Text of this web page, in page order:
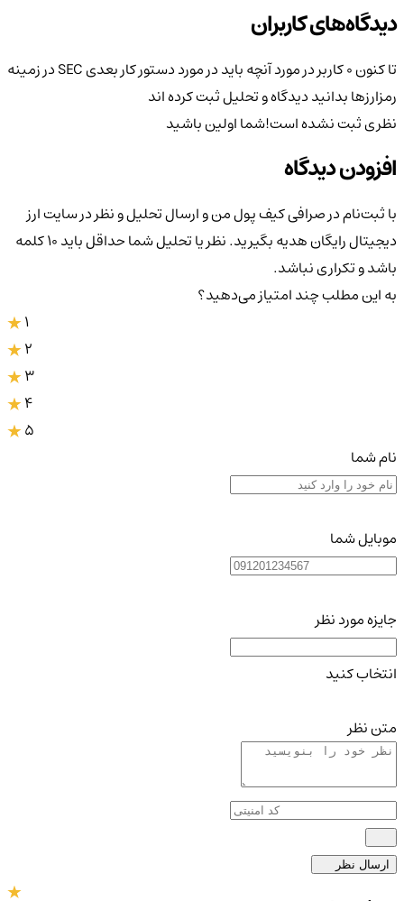
دیدگاه‌های کاربران
تا کنون 0 کاربر در مورد
آنچه باید در مورد دستور کار بعدی SEC در زمینه
رمزارزها بدانیددیدگاه و تحلیل ثبت کرده اند
نظری ثبت نشده است!شما اولین باشید
افزودن دیدگاه
با ثبت‌نام در صرافی کیف پول من و ارسال تحلیل و نظر در سایت ارز
دیجیتال رایگان هدیه بگیرید. نظر یا تحلیل شما حداقل باید ۱۰ کلمه
باشد و تکراری نباشد.
به این مطلب چند امتیاز می‌دهید؟
3
4
5
نام شما
موبایل شما
جایزه مورد نظر
انتخاب کنید
متن نظر
ارسال نظر